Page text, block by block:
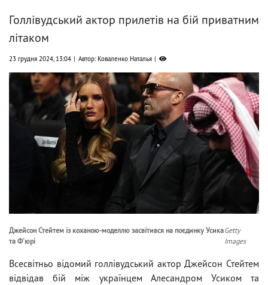
Голлівудський актор прилетів на бій приватним
літаком
23 грудня 2024, 13:04 Автор: Коваленко Наталья
Джейсон Стейтем із коханою-моделлю засвітився на поєдинку Усика
та Ф'юрі
Getty
Images
Всесвітньо відомий голлівудський актор Джейсон Стейтем
відвідав бій між українцем Алесандром Усиком та